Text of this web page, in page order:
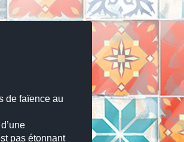
de faïence au
pas étonnant